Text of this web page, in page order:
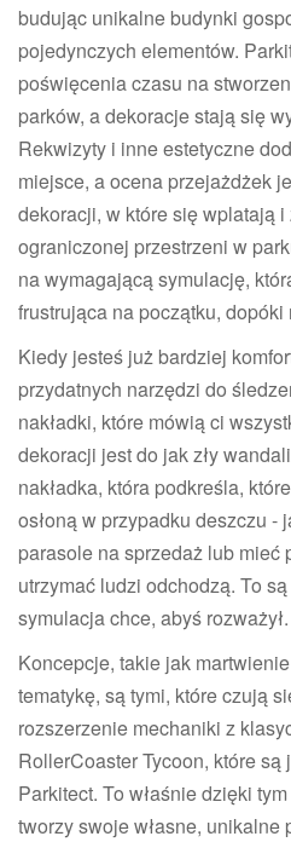
budując unikalne budynki
pojedynczych elementów.
poświęcenia czasu na
parków, a dekoracje stają się
Rekwizyty i inne estetyczne
miejsce, a ocena przejażdżek
dekoracji, w które się wplatają
ograniczonej przestrzeni w
na wymagającą symulację,
frustrująca na początku,
Kiedy jesteś już bardziej
przydatnych narzędzi do
nakładki, które mówią ci
dekoracji jest do jak zły
nakładka, która podkreśla,
osłoną w przypadku deszczu -
parasole na sprzedaż lub mieć
utrzymać ludzi odchodzą. To
symulacja chce, abyś rozważył.
Koncepcje, takie jak
tematykę, są tymi, które czują
rozszerzenie mechaniki z
RollerCoaster Tycoon, które
Parkitect. To właśnie dzięki
tworzy swoje własne, unikalne